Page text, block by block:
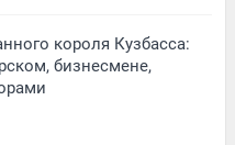
короля Кузбасса:
бизнесмене,